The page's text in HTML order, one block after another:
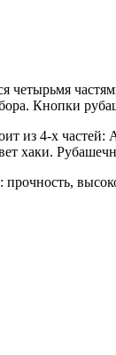
Кнопки
из 4-х
хаки.